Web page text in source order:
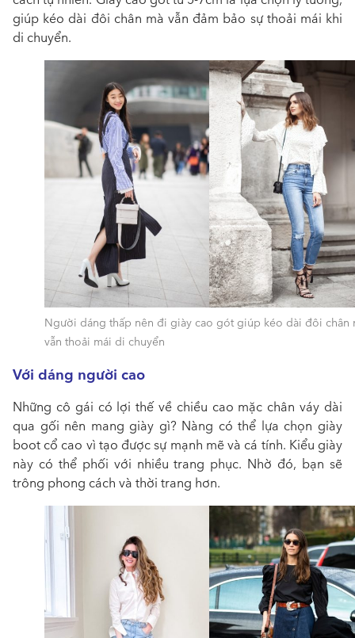
giúp kéo dài đôi chân mà vẫn đảm bảo sự thoải mái khi
di chuyển.
Người dáng thấp nên đi giày cao gót giúp kéo dài đôi chân
vẫn thoải mái di chuyển
Với dáng người cao
Những cô gái có lợi thế về chiều cao mặc chânváy dài
qua gối nên mang giày gì? Nàng có thể lựa chọn giày
boot cổ cao vì tạo được sự mạnh mẽ và cá tính. Kiểu giày
này có thể phối với nhiều trang phục. Nhờ đó, bạn sẽ
trông phong cách và thời trang hơn.